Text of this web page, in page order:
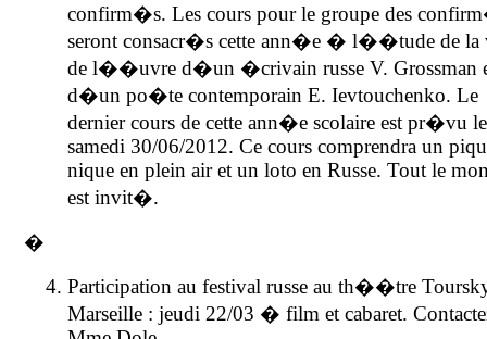
confirm�s. Les cours pour le groupe des
seront consacr�s cette ann�e � l��tude de la
de l��uvre d�un �crivain russe V. Grossman
d�un po�te contemporain E. Ievtouchenko. Le
dernier cours de cette ann�e scolaire est pr�vu le
samedi 30/06/2012. Ce cours comprendra un
nique en plein air et un loto en Russe. Tout le
est invit�.
�
Participation au festival russe au th��tre
Marseille : jeudi 22/03 � film et cabaret.